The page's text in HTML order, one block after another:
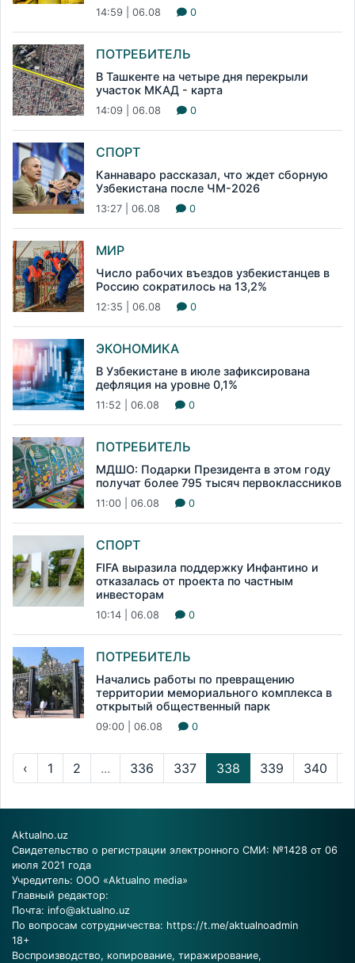
14:59 | 06.08 0
ПОТРЕБИТЕЛЬ
В Ташкенте на четыре дня перекрыли
участок МКАД - карта
14:09 | 06.08 0
СПОРТ
Каннаваро рассказал, что ждет сборную
Узбекистана после ЧМ-2026
13:27 | 06.08 0
МИР
Число рабочих въездов узбекистанцев в
Россию сократилось на 13,2%
12:35 | 06.08 0
ЭКОНОМИКА
В Узбекистане в июле зафиксирована
дефляция на уровне 0,1%
11:52 | 06.08 0
ПОТРЕБИТЕЛЬ
МДШО: Подарки Президента в этом году
получат более 795 тысяч первоклассников
11:00 | 06.08 0
СПОРТ
FIFA выразила поддержку Инфантино и
отказалась от проекта по частным
инвесторам
10:14 | 06.08 0
ПОТРЕБИТЕЛЬ
Начались работы по превращению
территории мемориального комплекса в
открытый общественный парк
09:00 | 06.08 0
‹ 1 2 ... 336 337 338 339 340
Aktualno.uz
Свидетельство о регистрации электронного СМИ: №1428 от 06
июля 2021 года
Учредитель: ООО «Aktualno media»
Главный редактор:
Почта: info@aktualno.uz
По вопросам сотрудничества: https://t.me/aktualnoadmin
18+
Воспроизводство, копирование, тиражирование,